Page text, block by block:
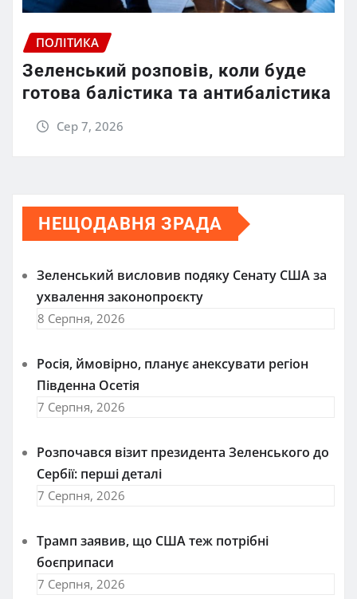
ПОЛІТИКА
Зеленський розповів, коли буде
готова балістика та антибалістика
Сер 7, 2026
НЕЩОДАВНЯ ЗРАДА
Зеленський висловив подяку Сенату США за
ухвалення законопроєкту
8 Серпня, 2026
Росія, ймовірно, планує анексувати регіон
Південна Осетія
7 Серпня, 2026
Розпочався візит президента Зеленського до
Сербії: перші деталі
7 Серпня, 2026
Трамп заявив, що США теж потрібні
боєприпаси
7 Серпня, 2026